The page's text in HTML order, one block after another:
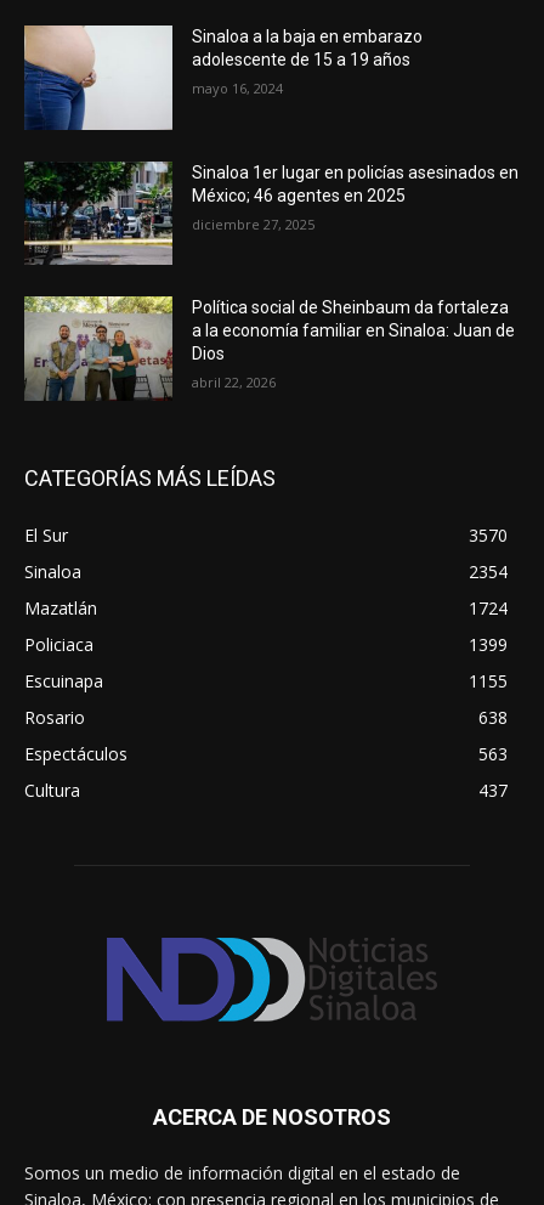
Sinaloa a la baja en embarazo
adolescente de 15 a 19 años
mayo 16, 2024
Sinaloa 1er lugar en policías asesinados en
México; 46 agentes en 2025
diciembre 27, 2025
Política social de Sheinbaum da fortaleza
a la economía familiar en Sinaloa: Juan de
Dios
abril 22, 2026
CATEGORÍAS MÁS LEÍDAS
El Sur
3570
Sinaloa
2354
Mazatlán
1724
Policiaca
1399
Escuinapa
1155
Rosario
638
Espectáculos
563
Cultura
437
ACERCA DE NOSOTROS
Somos un medio de información digital en el estado de
Sinaloa, México; con presencia regional en los municipios de